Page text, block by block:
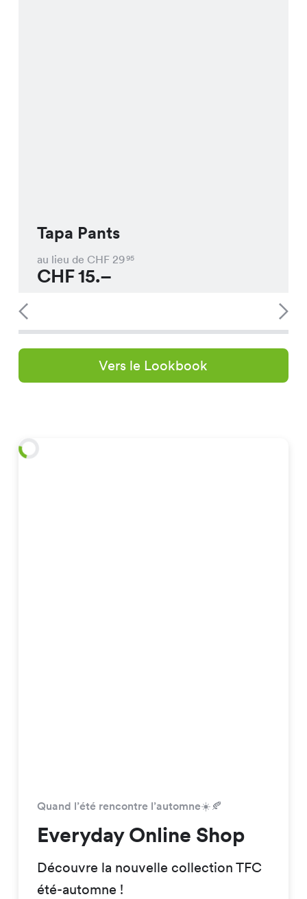
Tapa Pants
au lieu de CHF 2995
CHF15.–
Vers le Lookbook
Quand l’été rencontre l’automne☀️🍂
Everyday Online Shop
Découvre la nouvelle collection TFC
été-automne !